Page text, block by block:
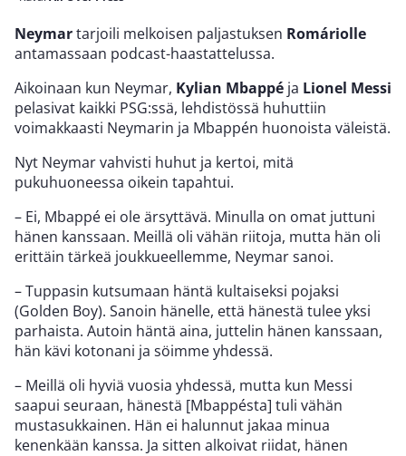
Neymartarjoili melkoisen paljastuksen Romáriolle
antamassaan podcast-haastattelussa.
Aikoinaan kun Neymar, Kylian Mbappé ja Lionel Messi
pelasivat kaikki PSG:ssä, lehdistössä huhuttiin
voimakkaasti Neymarin ja Mbappén huonoista väleistä.
Nyt Neymar vahvisti huhut ja kertoi, mitä
pukuhuoneessa oikein tapahtui.
– Ei, Mbappé ei ole ärsyttävä. Minulla on omat juttuni
hänen kanssaan. Meillä oli vähän riitoja, mutta hän oli
erittäin tärkeä joukkueellemme, Neymar sanoi.
– Tuppasin kutsumaan häntä kultaiseksi pojaksi
(Golden Boy). Sanoin hänelle, että hänestä tulee yksi
parhaista. Autoin häntä aina, juttelin hänen kanssaan,
hän kävi kotonani ja söimme yhdessä.
– Meillä oli hyviä vuosia yhdessä, mutta kun Messi
saapui seuraan, hänestä [Mbappésta] tuli vähän
mustasukkainen. Hän ei halunnut jakaa minua
kenenkään kanssa. Ja sitten alkoivat riidat, hänen